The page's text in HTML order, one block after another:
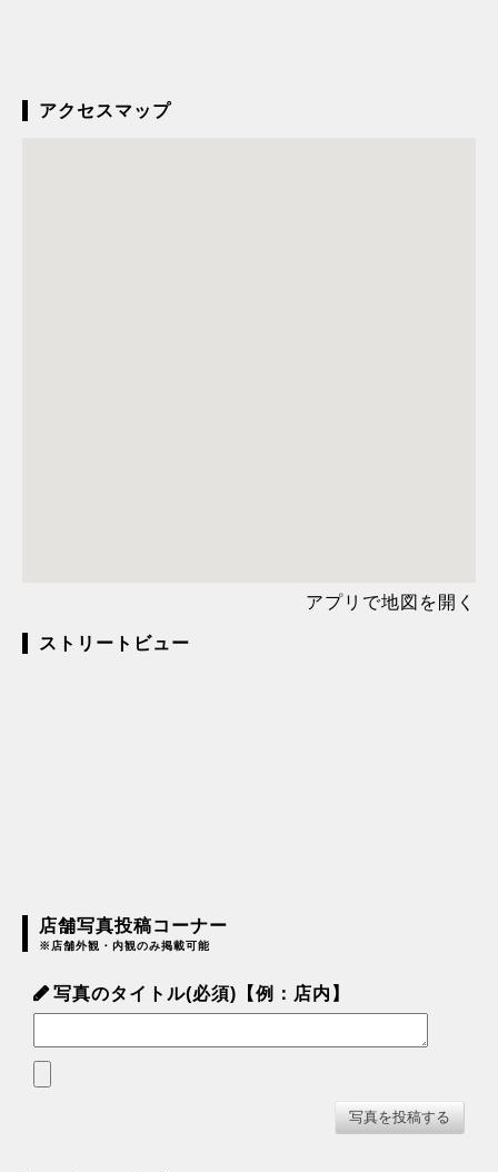
アクセスマップ
アプリで地図を開く
ストリートビュー
店舗写真投稿コーナー
※店舗外観・内観のみ掲載可能
写真のタイトル(必須)【例：店内】